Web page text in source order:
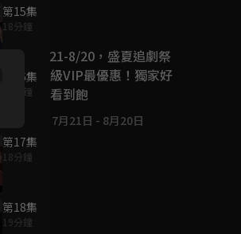
第15集
18分鐘
第16集
19分鐘
第17集
18分鐘
第18集
19分鐘
7/21-8/20，盛夏追劇祭
升級VIP最優惠！獨家好
戲看到飽
7月21日 - 8月20日